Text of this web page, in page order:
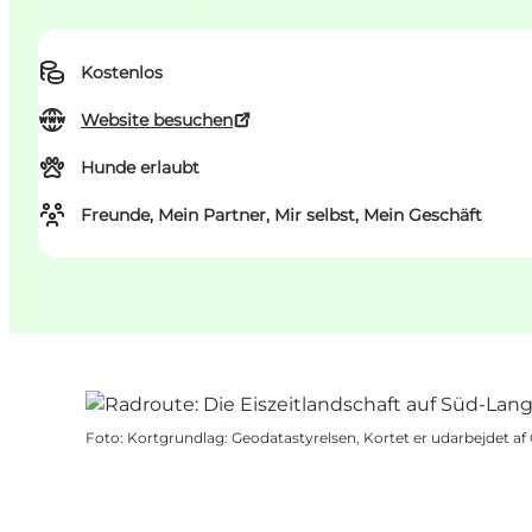
Kostenlos
Website besuchen
Hunde erlaubt
Freunde, Mein Partner, Mir selbst, Mein Geschäft
Foto: Kortgrundlag: Geodatastyrelsen, Kortet er udarbejdet